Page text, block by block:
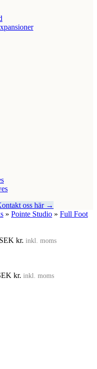
oss här →
» Pointe Studio » Full Foot
SEK kr. inkl. moms
kr. inkl. moms